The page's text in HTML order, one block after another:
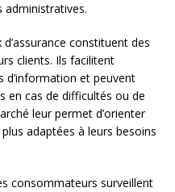
administratives.
constituent des
clients. Ils facilitent
d’information et peuvent
en cas de difficultés ou de
leur permet d’orienter
adaptées à leurs besoins
consommateurs surveillent